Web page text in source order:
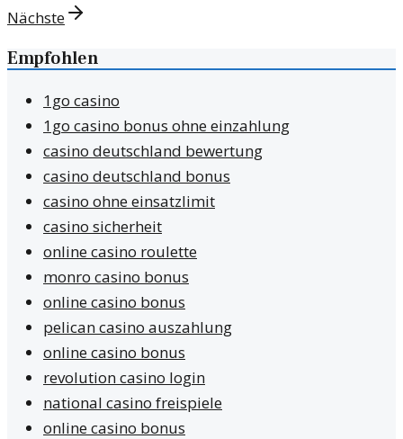
Nächste
Empfohlen
1go casino
1go casino bonus ohne einzahlung
casino deutschland bewertung
casino deutschland bonus
casino ohne einsatzlimit
casino sicherheit
online casino roulette
monro casino bonus
online casino bonus
pelican casino auszahlung
online casino bonus
revolution casino login
national casino freispiele
online casino bonus